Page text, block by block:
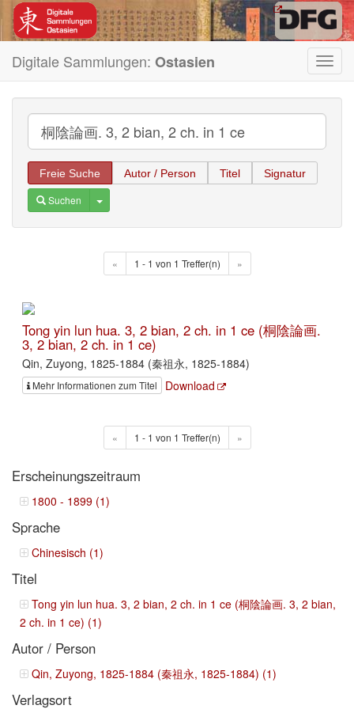
Digitale Sammlungen: Ostasien
Freie Suche Autor / Person Titel Signatur
Suchen Toggle Dropdown
« 1 - 1 von 1 Treffer(n) »
Tong yin lun hua. 3, 2 bian, 2 ch. in 1 ce (桐陰論画.
3, 2 bian, 2 ch. in 1 ce)
Qin, Zuyong, 1825-1884 (秦祖永, 1825-1884)
Mehr Informationen zum Titel Download
« 1 - 1 von 1 Treffer(n) »
Erscheinungszeitraum
1800 - 1899 (1)
Sprache
Chinesisch (1)
Titel
Tong yin lun hua. 3, 2 bian, 2 ch. in 1 ce (桐陰論画. 3, 2 bian,
2 ch. in 1 ce) (1)
Autor / Person
Qin, Zuyong, 1825-1884 (秦祖永, 1825-1884) (1)
Verlagsort